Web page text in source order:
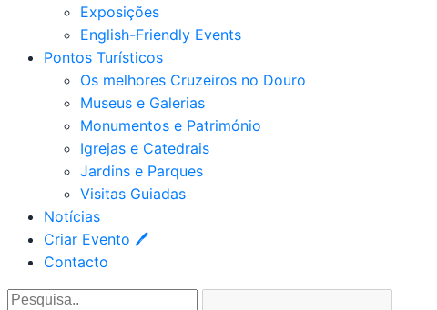
Exposições
English-Friendly Events
Pontos Turísticos
Os melhores Cruzeiros no Douro​
Museus e Galerias
Monumentos e Património
Igrejas e Catedrais
Jardins e Parques
Visitas Guiadas
Notícias
Criar Evento 🖊
Contacto